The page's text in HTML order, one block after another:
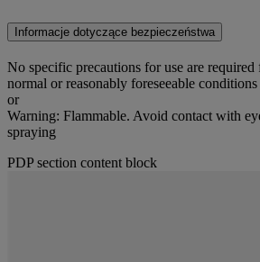
Informacje dotyczące bezpieczeństwa
No specific precautions for use are
normal or reasonably foreseeable conditions
or
Warning: Flammable. Avoid contact with
spraying
PDP section content block